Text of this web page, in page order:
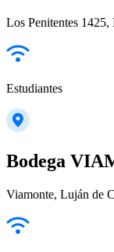
Los Penitentes
Estudiantes
Bodega
Viamonte, Luján de